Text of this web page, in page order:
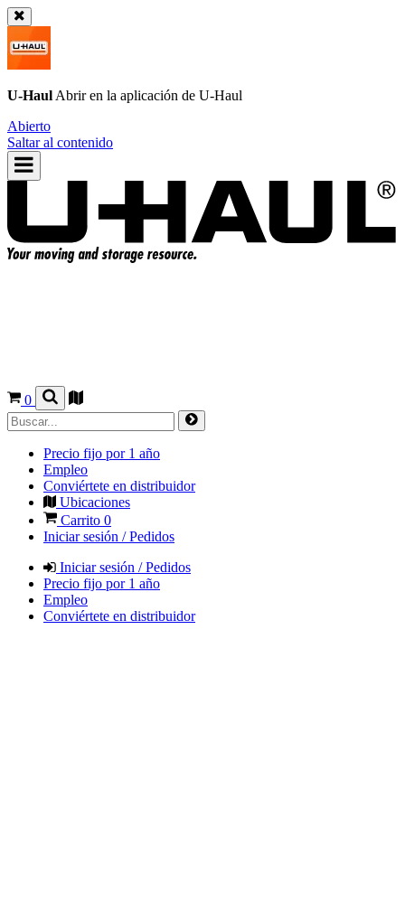
U-Haul Abrir en la aplicación de U-Haul
Abierto
Saltar al contenido
0
Precio fijo por 1 año
Empleo
Conviértete en distribuidor
Ubicaciones
Carrito 0
Iniciar sesión / Pedidos
Iniciar sesión / Pedidos
Precio fijo por 1 año
Empleo
Conviértete en distribuidor